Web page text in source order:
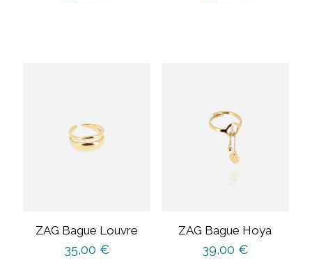
ZAG Bague Louvre
35,00 €
ZAG Bague Hoya
39,00 €